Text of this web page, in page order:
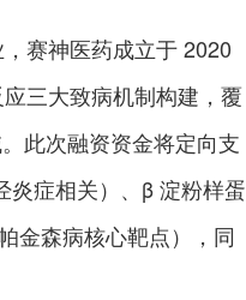
赛神医药成立于 2020
三大致病机制构建，覆
此次融资资金将定向支
炎症相关）、β 淀粉样蛋
金森病核心靶点），同